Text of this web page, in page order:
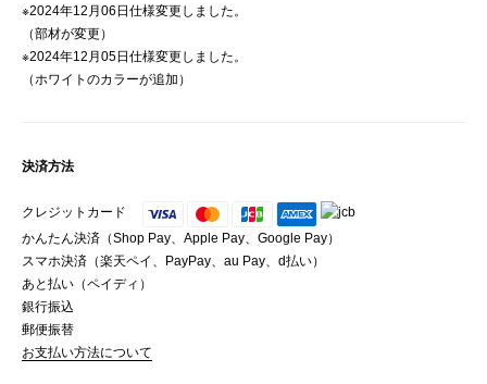
※2024年12月06日仕様変更しました。
（部材が変更）
※2024年12月05日仕様変更しました。
（ホワイトのカラーが追加）
決済方法
クレジットカード
かんたん決済（Shop Pay、Apple Pay、Google Pay）
スマホ決済（楽天ペイ、PayPay、au Pay、d払い）
あと払い（ペイディ）
銀行振込
郵便振替
お支払い方法について